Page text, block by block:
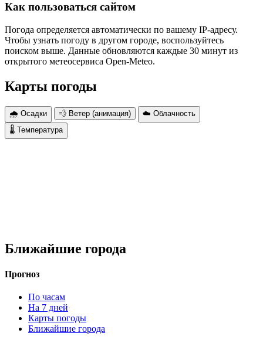
Как пользоваться сайтом
Погода определяется автоматически по вашему IP-адресу.
Чтобы узнать погоду в другом городе, воспользуйтесь
поиском выше. Данные обновляются каждые 30 минут из
открытого метеосервиса Open-Meteo.
Карты погоды
🌧 Осадки 💨 Ветер (анимация)
☁️ Облачность
🌡 Температура
Ближайшие города
Прогноз
По часам
На 7 дней
Карты погоды
Ближайшие города